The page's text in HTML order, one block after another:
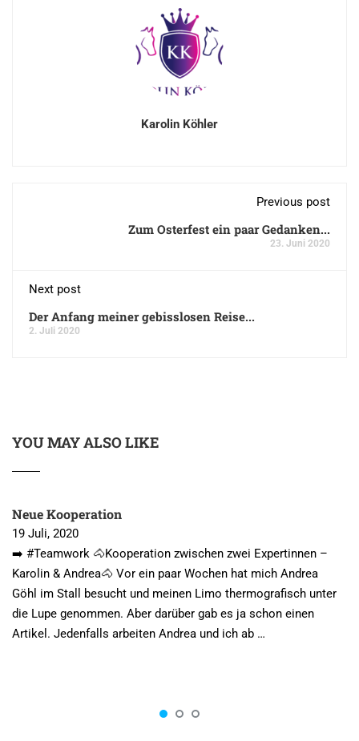
Karolin Köhler
Previous post
Zum Osterfest ein paar Gedanken...
23. Juni 2020
Next post
Der Anfang meiner gebisslosen Reise...
2. Juli 2020
YOU MAY ALSO LIKE
Neue Kooperation
19 Juli, 2020
➡️ #Teamwork 🐴Kooperation zwischen zwei Expertinnen –
Karolin & Andrea🐴 Vor ein paar Wochen hat mich Andrea
Göhl im Stall besucht und meinen Limo thermografisch unter
die Lupe genommen. Aber darüber gab es ja schon einen
Artikel. Jedenfalls arbeiten Andrea und ich ab …